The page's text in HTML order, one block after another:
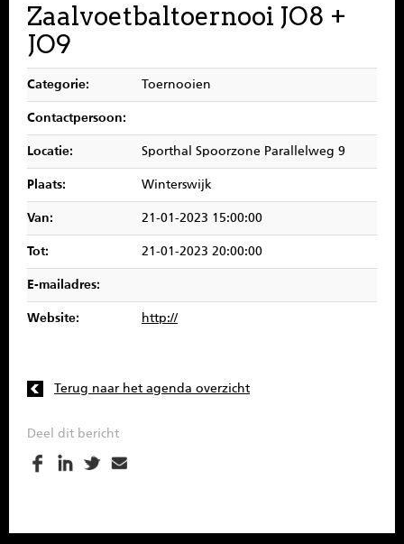
INFORMATIE
JEUGD
SENIOREN
SPONSOREN
CONTACT
Zaalvoetbaltoernooi JO8 +
JO9
Categorie: Toernooien
Contactpersoon:
Locatie: Sporthal Spoorzone Parallelweg 9
Plaats: Winterswijk
Van: 21-01-2023 15:00:00
Tot: 21-01-2023 20:00:00
E-mailadres:
Website: http://
Terug naar het agenda overzicht
Deel dit bericht